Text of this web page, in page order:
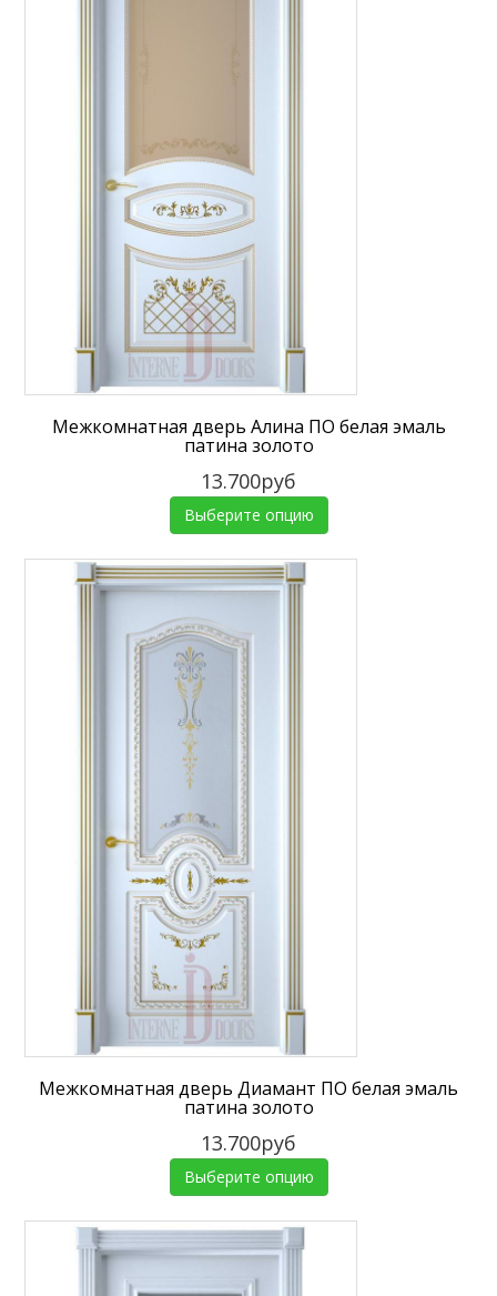
Межкомнатная дверь Алина ПО белая эмаль
патина золото
13.700руб
Выберите опцию
Межкомнатная дверь Диамант ПО белая эмаль
патина золото
13.700руб
Выберите опцию